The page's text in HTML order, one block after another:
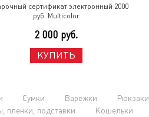
сертификат электронный 2000
руб. Multicolor
2 000 руб.
КУПИТЬ
Сумки Варежки Рюкзаки
пленки, подставки
Кошельки